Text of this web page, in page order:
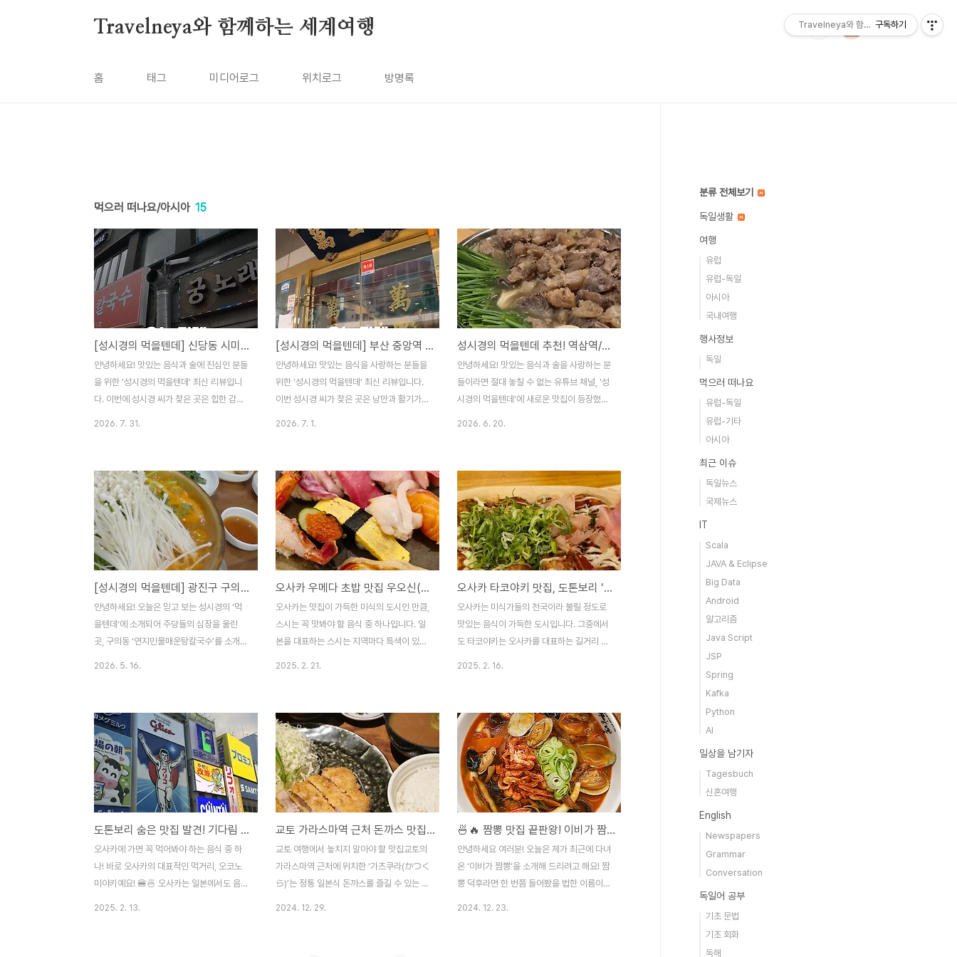
Travelneya와 함께하는 세계여행
홈 태그 미디어로그 위치로그 방명록
먹으러 떠나요/아시아 15
[성시경의 먹을텐데] 신당동 시미베 - "올해 찾은 집 중 최고!" 셰프들이 숨겨둔 고품격 일식 요리주점
안녕하세요! 맛있는 음식과 술에 진심인 분들
을 위한 '성시경의 먹을텐데' 최신 리뷰입니
다. 이번에 성시경 씨가 찾은 곳은 힙한 감성
은 곳인데요. 성시경 씨는 방송 내내 "올해 찾
은 맛집 중 단연 가장 깜짝 놀란 집", "솔직한
마음으로 내가 돈을 대서라도 같이 차리고 싶
다"며 엄청난 흥분과 찬사를 아끼지 않았습니
다. 요리에 미친 두 셰프님의 내공이 느껴지
는 이곳, 파트별로 생생하게 소개해 드릴게
요!​1. 셰프들이 숨겨둔 아지트, '요리 바보' 두
셰프의 진심신당동 건물 2층에 위치한 '시미
베'는 단순히 흔한 이자카야라기보다는..
2026. 7. 31.
[성시경의 먹을텐데] 부산 중앙역 ‘만리향’ - 인생 간짜장과 화교 중국집 로망의 끝판왕 맛집
안녕하세요! 맛있는 음식을 사랑하는 분들을
위한 ‘성시경의 먹을텐데’ 최신 리뷰입니다.
이번 성시경 씨가 찾은 곳은 낭만과 활기가
글로 수많은 부산 현지인 팬분들이 “저기가
진짜 숨은 맛집인데 안 들켜서 다행이다”,
“꼭 가보셔야 한다”라며 애타게 추천했던 바
로 그 집입니다. 사장님과 주방장님의 엄청난
내공과 자부심이 느껴지는 이곳의 요리들을
문단별로 생생하게 소개해 드릴게요!​1. 단골
들을 위해 거절하려 했던, 뚝심 있는 노포의
품격​사실 이곳은 촬영 허가를 받기까지 비하
인드 스토리가 있었습니다. 성시경 씨가 처음
전화로 촬영..
2026. 7. 1.
성시경의 먹을텐데 추천! 역삼역/선릉역 직장인들의 숨은 도가니 수육 맛집, '서울집'
안녕하세요! 맛있는 음식과 술을 사랑하는 분
들이라면 절대 놓칠 수 없는 유튜브 채널, '성
시경의 먹을텐데'에 새로운 맛집이 등장했습
찬 만두가 매력적인 이곳, 성시경 씨의 생생
한 멘트와 함께 파트별로 자세히 소개해 드릴
게요!​1. 평일엔 북적북적, 주말을 노려야 하는
'테헤란로의 맛집'이곳 '서울집'은 역삼역과
선릉역 인근, 직장인들이 가득한 테헤란로에
위치해 있습니다. 성시경 씨는 "주중에는 테
헤란로 특성상 정신이 하나도 없을 정도로 바
쁘지만, 주말에는 오히려 사람이 없다"며, 여
유롭게 이 집의 진수를 느끼고 싶다면 '주말
방문'을 ..
2026. 6. 20.
[성시경의 먹을텐데] 광진구 구의동의 숨은 보석, ‘연지민물매운탕칼국수’ 리뷰
안녕하세요! 오늘은 믿고 보는 성시경의 ‘먹
을텐데’에 소개되어 주당들의 심장을 울린
곳, 구의동 ‘연지민물매운탕칼국수’를 소개해
의동 (자양동 인근 보물섬 같은 곳!)분위기:
성시경 씨가 매장에 들어서자마자 손님의
90%가 50대 이상인 것을 보고 "여긴 찐이
다"라며 무한 신뢰를 보낸 곳입니다. 화려하
진 않지만 세월의 내공이 느껴지는 로컬 맛집
포스예요.">🥘 성시경의 추천 메뉴 & 꿀팁1.
메기 + 빠가 매운탕 (여기에 '참게' 추가는 필
수! )성시경 씨는 메기와 빠가사리가 섞인 매
운탕을 주문했습니다. 여기서 가장 중요한..
2026. 5. 16.
오사카 우메다 초밥 맛집 우오신(UOSHIN) – 가성비 최고 스시 정식 후기
오사카는 맛집이 가득한 미식의 도시인 만큼,
스시는 꼭 맛봐야 할 음식 중 하나입니다. 일
본을 대표하는 스시는 지역마다 특색이 있지
시 맛집을 찾았던 순간이 떠오릅니다.​이번에
방문한 곳은 오사카 우메다 지역에 위치한
UOSHIN 초밥집이었어요. 주소는 4-16
Doyamacho, Kita Ward, Osaka로, 오사
카 시내에서 쉽게 찾아갈 수 있는 초밥 맛집
이었답니다. 오사카 우메다는 다양한 맛집이
모여 있는 곳이지만, 이번 여행에서는 신선한
스시를 맛볼 수 있다는 기대감에 UOSHIN을
선택하게 되었어요. 오사카의 활기찬 분위기
..
2025. 2. 21.
오사카 타코야키 맛집, 도톤보리 ‘앗치치’에서 맥주와 함께!
오사카는 미식가들의 천국이라 불릴 정도로
맛있는 음식이 가득한 도시입니다. 그중에서
도 타코야키는 오사카를 대표하는 길거리 음
며, 이제는 일본을 넘어 세계적으로도 널리
알려진 음식이 되었죠.독일에서도 일본 요리
를 즐길 수 있는 곳이 많지만, 제대로 된 타코
야키를 맛보려면 뒤셀도르프까지 가야 하는
번거로움이 있죠. 게다가 가격도 꽤 비싸서
쉽게 먹기 어려운 편이에요. 그래서 이번 일
본 여행에서는 본고장에서 만드는 정통 타코
야키를 제대로 맛보고 싶었어요. 오사카의 길
거리에서 갓 구운 따끈한 타코야키를 즐길 생
각을 하니 기대가 더욱 커졌답니다...
2025. 2. 16.
도톤보리 숨은 맛집 발견! 기다림 없이 즐기는 오사카 오코노미야키, 톤베 🎉
오사카에 가면 꼭 먹어봐야 하는 음식 중 하
나! 바로 오사카의 대표적인 먹거리, 오코노
미야키예요! 🍔🍜 오사카는 일본에서도 음식
2025. 2. 13.
교토 가라스마역 근처 돈까스 맛집, 가츠쿠라(かつくら)
교토 여행에서 놓치지 말아야 할 맛집교토의
가라스마역 근처에 위치한 ‘가츠쿠라(かつく
ら)’는 정통 일본식 돈까스를 즐길 수 있는 유
2024. 12. 29.
🍜🔥 짬뽕 맛집 끝판왕! 이비가 짬뽕에서 짬뽕, 짜장, 탕수육 제대로 즐기기 🥢
안녕하세요 여러분! 오늘은 제가 최근에 다녀
온 ‘이비가 짬뽕’을 소개해 드리려고 해요! 짬
뽕 덕후라면 한 번쯤 들어봤을 법한 이름이
2024. 12. 23.
분류 전체보기
독일생활
여행
유럽
유럽-독일
아시아
국내여행
행사정보
독일
먹으러 떠나요
유럽-독일
유럽-기타
아시아
최근 이슈
독일뉴스
국제뉴스
IT
Scala
JAVA & Eclipse
Big Data
Android
알고리즘
Java Script
JSP
Spring
Kafka
Python
AI
일상을 남기자
Tagesbuch
신혼여행
English
Newspapers
Grammar
Conversation
독일어 공부
기초 문법
기초 회화
독해
Travelneya와 함께하는 세계여행
구독하기